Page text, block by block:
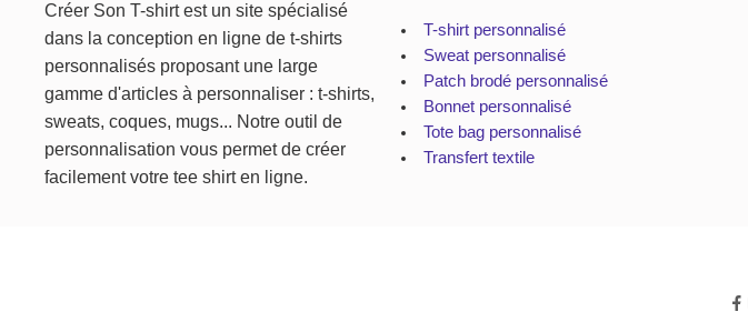
Créer Son T-shirt est un site spécialisé
dans la conception en ligne de t-shirts
personnalisés proposant une large
gamme d'articles à personnaliser : t-shirts,
sweats, coques, mugs... Notre outil de
personnalisation vous permet de créer
facilement votre tee shirt en ligne.
T-shirt personnalisé
Sweat personnalisé
Patch brodé personnalisé
Bonnet personnalisé
Tote bag personnalisé
Transfert textile